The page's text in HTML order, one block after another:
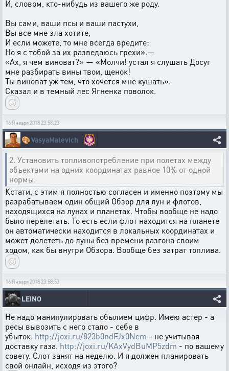
И, словом, кто-нибудь из вашего же роду.
Вы сами, ваши псы и ваши пастухи,
Вы все мне зла хотите,
И если можете, то мне всегда вредите:
Но я с тобой за их разведаюсь грехи».—
«Ах, я чем виноват?» — «Молчи! устал я слушать Досуг
мне разбирать вины твои, щенок!
Ты виноват уж тем, что хочется мне кушать».
Сказал и в темный лес Ягненка поволок.
16 Января 2018 23:58:23
🎨VasyaMalevich
2. Установить топливопотребление при полетах между
объектами на одних координатах равное 10% от одной
нормы.
Кстати, с этим я полностью согласен и именно поэтому мы
разрабатываем один общий Обзор для лун и флотов,
находящихся на лунах и планетах. Чтобы вообще не надо
было перелетать. То есть если флот находится на планете
он автоматически находится в локальных координатах и
может долететь до луны без времени разгона своим
ходом, как бы внутри Обзора. Вообще без затрат топлива.
16 Января 2018 23:58:53
LEINO
Не надо манипулировать обылием цифр. Имею астер - а
ресы вывозить с него стало - себе в
убыток. http://joxi.ru/823b0ndFJx0Nem - не учитывая
доставку газа. http://joxi.ru/KAxVydBuMP5zdm - по вашему
совету. Слот занят на неделю. И я должен планировать
свой онлайн, исходя из этого?